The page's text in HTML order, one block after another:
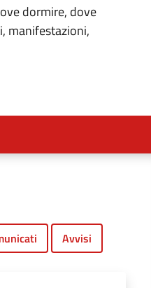
dormire, dove
manifestazioni,
Avvisi